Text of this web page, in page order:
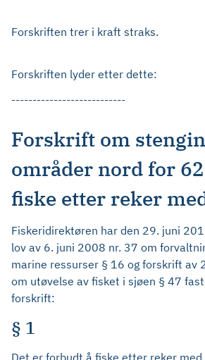
Forskriften trer i kraft straks.
Forskriften lyder etter dette:
---------------------------
Forskrift om
områder nord for
fiske etter reker
Fiskeridirektøren har den 29. juni
lov av 6. juni 2008 nr. 37 om
marine ressurser § 16 og forskrift av
om utøvelse av fisket i sjøen § 47
forskrift:
§ 1
Det er forbudt å fiske etter reker